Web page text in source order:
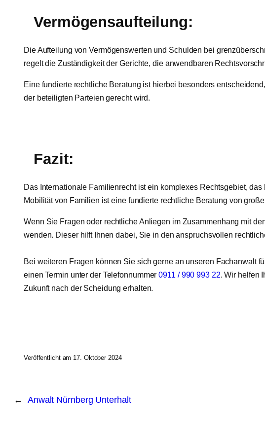
Vermögensaufteilung:
Die Aufteilung von Vermögenswerten und Schulden bei
regelt die Zuständigkeit der Gerichte, die anwendbaren
Eine fundierte rechtliche Beratung ist hierbei besonders
der beteiligten Parteien gerecht wird.
Fazit:
Das Internationale Familienrecht ist ein komplexes Rechtsgebiet,
Mobilität von Familien ist eine fundierte rechtliche Beratung von
Wenn Sie Fragen oder rechtliche Anliegen im Zusammenhang mit
wenden. Dieser hilft Ihnen dabei, Sie in den anspruchsvollen
Bei weiteren Fragen können Sie sich gerne an unseren Fachanwalt
einen Termin unter der Telefonnummer0911 / 990 993 22. Wir helfen
Zukunft nach der Scheidung erhalten.
Veröffentlicht am 17. Oktober 2024
← Anwalt Nürnberg Unterhalt